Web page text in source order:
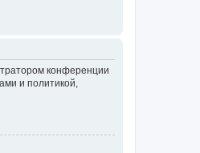
конференции
и политикой,